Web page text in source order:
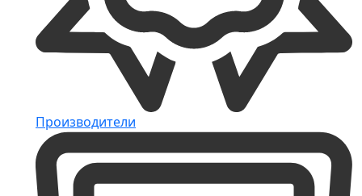
Производители